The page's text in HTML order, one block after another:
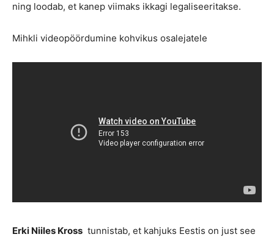
ning loodab, et kanep viimaks ikkagi legaliseeritakse.
Mihkli videopöördumine kohvikus osalejatele
Erki Niiles Kross tunnistab, et kahjuks Eestis on just see